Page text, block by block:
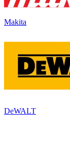
Makita
DeWALT